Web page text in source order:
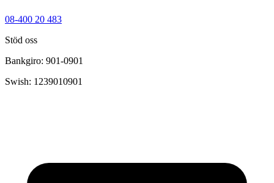
08-400 20 483
Stöd oss
Bankgiro: 901-0901
Swish: 1239010901